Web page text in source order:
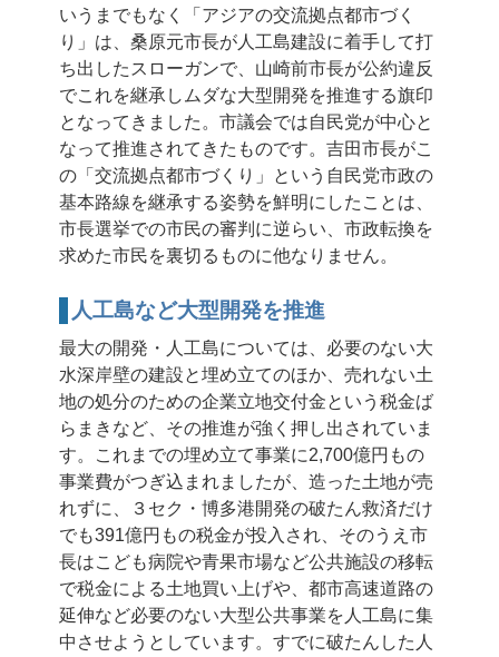
いうまでもなく「アジアの交流拠点都市づく
り」は、桑原元市長が人工島建設に着手して打
ち出したスローガンで、山崎前市長が公約違反
でこれを継承しムダな大型開発を推進する旗印
となってきました。市議会では自民党が中心と
なって推進されてきたものです。吉田市長がこ
の「交流拠点都市づくり」という自民党市政の
基本路線を継承する姿勢を鮮明にしたことは、
市長選挙での市民の審判に逆らい、市政転換を
求めた市民を裏切るものに他なりません。
人工島など大型開発を推進
最大の開発・人工島については、必要のない大
水深岸壁の建設と埋め立てのほか、売れない土
地の処分のための企業立地交付金という税金ば
らまきなど、その推進が強く押し出されていま
す。これまでの埋め立て事業に2,700億円もの
事業費がつぎ込まれましたが、造った土地が売
れずに、３セク・博多港開発の破たん救済だけ
でも391億円もの税金が投入され、そのうえ市
長はこども病院や青果市場など公共施設の移転
で税金による土地買い上げや、都市高速道路の
延伸など必要のない大型公共事業を人工島に集
中させようとしています。すでに破たんした人